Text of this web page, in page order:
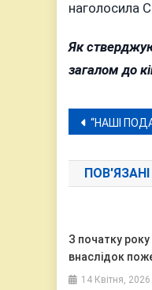
наголосила
Як
загалом до
“НАШІ ПОДАТКИ НА ЗСУ”, – ЗНОВУ
З початку року
внаслідок
14 Квітня, 2026